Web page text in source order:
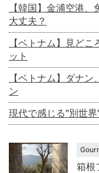
【韓国】金浦空港
大丈夫？
【ベトナム】見ど
ット
【ベトナム】ダナ
ン
現代で感じる"別世
箱根